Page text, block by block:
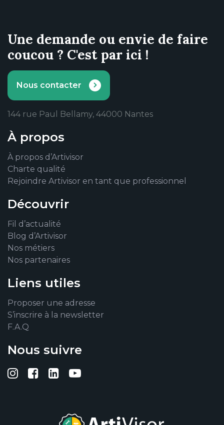
Une demande ou envie de faire
coucou ? C'est par ici !
Nous contacter
144 rue Paul Bellamy, 44000 Nantes
À propos
À propos d’Artivisor
Charte qualité
Rejoindre Artivisor en tant que professionnel
Découvrir
Fil d’actualité
Blog d’Artivisor
Nos métiers
Nos partenaires
Liens utiles
Proposer une adresse
S’inscrire à la newsletter
F.A.Q
Nous suivre
Suivez-nous sur Instagram
Suivez-nous sur Facebook
Suivez-nous sur Linkedin
Suivez-nous sur